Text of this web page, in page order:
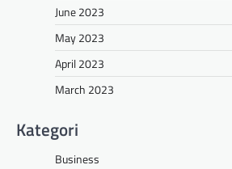
June 2023
May 2023
April 2023
March 2023
Kategori
Business